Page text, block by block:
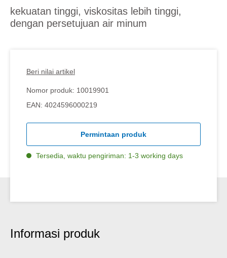
kekuatan tinggi, viskositas lebih tinggi,
dengan persetujuan air minum
Beri nilai artikel
Nomor produk: 10019901
EAN: 4024596000219
Permintaan produk
Tersedia, waktu pengiriman: 1-3 working days
Informasi produk